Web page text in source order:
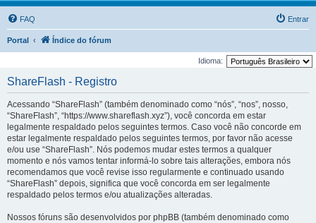
FAQ Entrar
Portal Índice do fórum
Idioma:
ShareFlash - Registro
Acessando “ShareFlash” (também denominado como “nós”, “nos”, nosso,
“ShareFlash”, “https://www.shareflash.xyz”), você concorda em estar
legalmente respaldado pelos seguintes termos. Caso você não concorde em
estar legalmente respaldado pelos seguintes termos, por favor não acesse
e/ou use “ShareFlash”. Nós podemos mudar estes termos a qualquer
momento e nós vamos tentar informá-lo sobre tais alterações, embora nós
recomendamos que você revise isso regularmente e continuado usando
“ShareFlash” depois, significa que você concorda em ser legalmente
respaldado pelos termos e/ou atualizações alteradas.
Nossos fóruns são desenvolvidos por phpBB (também denominado como